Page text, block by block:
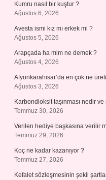
Kumru nasıl bir kuştur ?
Ağustos 6, 2026
Avesta ismi kız mı erkek mi ?
Ağustos 5, 2026
Arapçada ha mim ne demek ?
Ağustos 4, 2026
Afyonkarahisar’da en çok ne
Ağustos 3, 2026
Karbondioksit taşınması nedir
Temmuz 30, 2026
Verilen hediye başkasına verilir
Temmuz 29, 2026
Koç ne kadar kazanıyor ?
Temmuz 27, 2026
Kefalet sözleşmesinin şekil